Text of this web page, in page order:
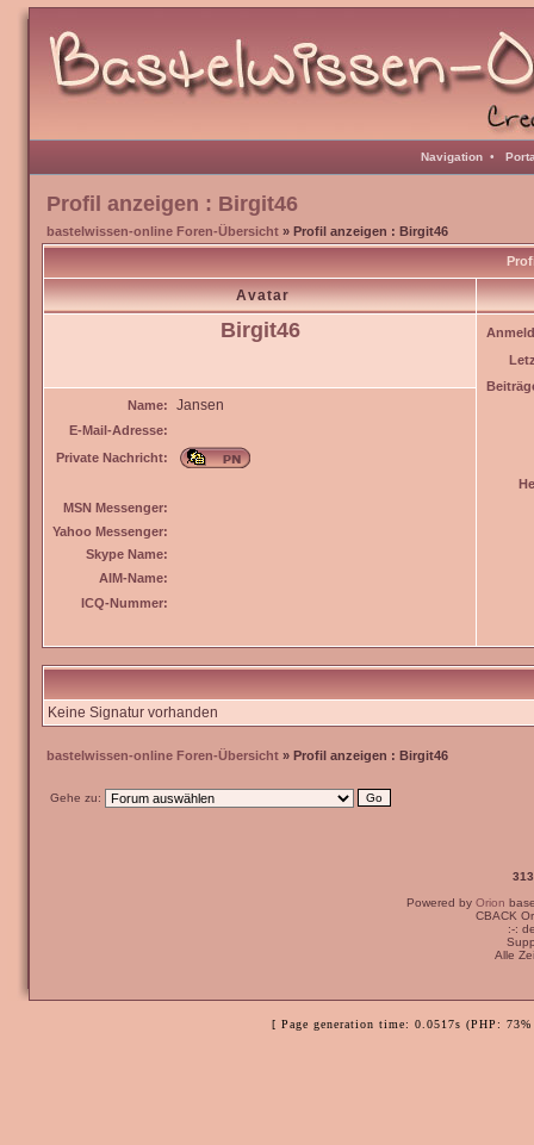
Navigation •
Profil anzeigen : Birgit46
bastelwissen-online Foren-Übersicht » Profil anzeigen : Birgit46
Avatar
Birgit46
Name: Jansen
E-Mail-Adresse:
Private Nachricht:
MSN Messenger:
Yahoo Messenger:
Skype Name:
AIM-Name:
ICQ-Nummer:
Keine Signatur vorhanden
bastelwissen-online Foren-Übersicht » Profil anzeigen : Birgit46
Gehe zu:
Powered by Orion
CBACK
:-:
Alle
[ Page generation time: 0.0517s (PHP: